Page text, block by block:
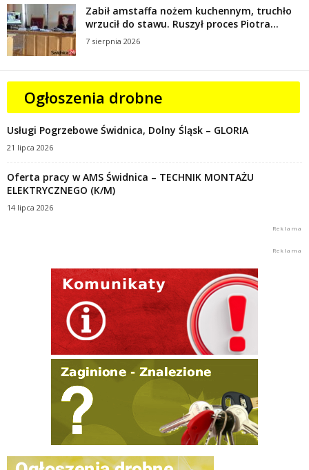
Zabił amstaffa nożem kuchennym, truchło
wrzucił do stawu. Ruszył proces Piotra...
7 sierpnia 2026
Ogłoszenia drobne
Usługi Pogrzebowe Świdnica, Dolny Śląsk – GLORIA
21 lipca 2026
Oferta pracy w AMS Świdnica – TECHNIK MONTAŻU
ELEKTRYCZNEGO (K/M)
14 lipca 2026